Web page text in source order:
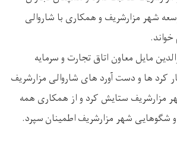
شهر مزارشريف و همکاری با شاروالی
مایل معاون اتاق تجارت و سرمایه
کرد ها و دست آورد های شاروالی مزارشريف
مزارشريف ستایش کرد و از همکاری همه
شگوهایی شهر مزارشریف اطمینان سپرد.